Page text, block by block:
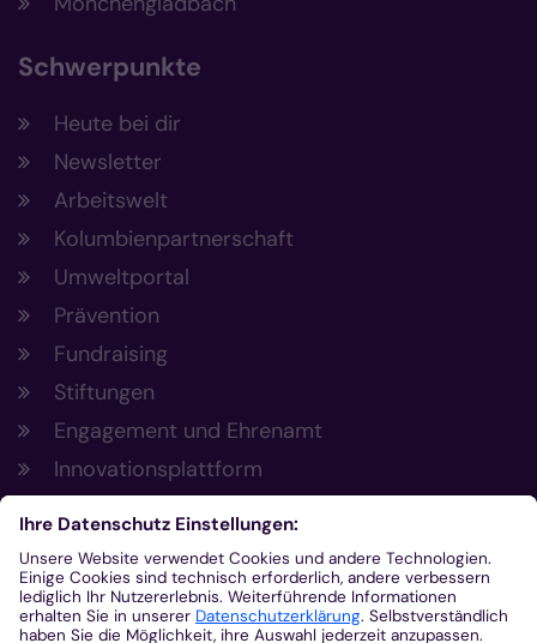
Schwerpunkte
Heute bei dir
Newsletter
Arbeitswelt
Kolumbienpartnerschaft
Umweltportal
Prävention
Fundraising
Stiftungen
Engagement und Ehrenamt
Innovationsplattform
Aus der Plattform
Nachrichten
Veranstaltungen